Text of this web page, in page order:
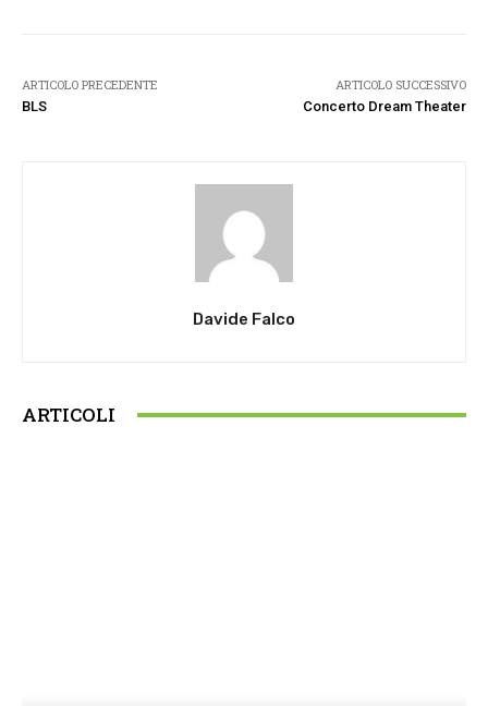
ARTICOLO PRECEDENTE
BLS
ARTICOLO SUCCESSIVO
Concerto Dream Theater
Davide Falco
ARTICOLI